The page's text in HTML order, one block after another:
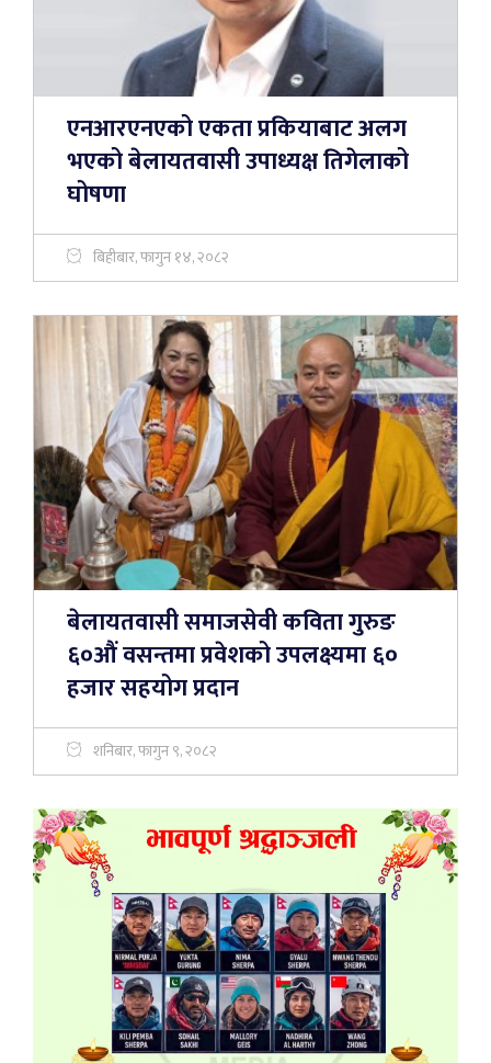
एनआरएनएको एकता प्रकियाबाट अलग
भएको बेलायतवासी उपाध्यक्ष तिगेलाको
घोषणा
बिहीबार, फागुन १४, २०८२
बेलायतवासी समाजसेवी कविता गुरुङ
६०औं वसन्तमा प्रवेशको उपलक्ष्यमा ६०
हजार सहयोग प्रदान
शनिबार, फागुन ९, २०८२